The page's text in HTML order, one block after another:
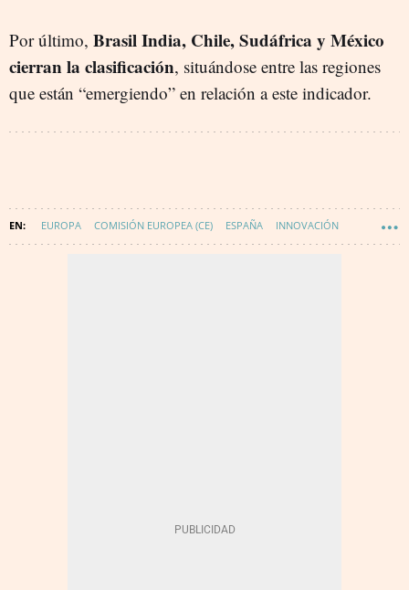
Por último, Brasil India, Chile, Sudáfrica y México
cierran la clasificación, situándose entre las regiones
que están “emergiendo” en relación a este indicador.
EUROPA COMISIÓN EUROPEA (CE) ESPAÑA INNOVACIÓN